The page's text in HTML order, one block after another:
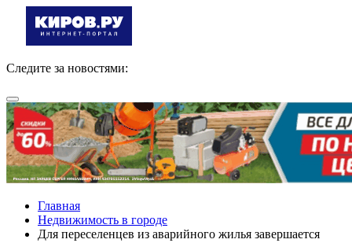
Следите за новостями:
Главная
Недвижимость в городе
Для переселенцев из аварийного жилья завершается